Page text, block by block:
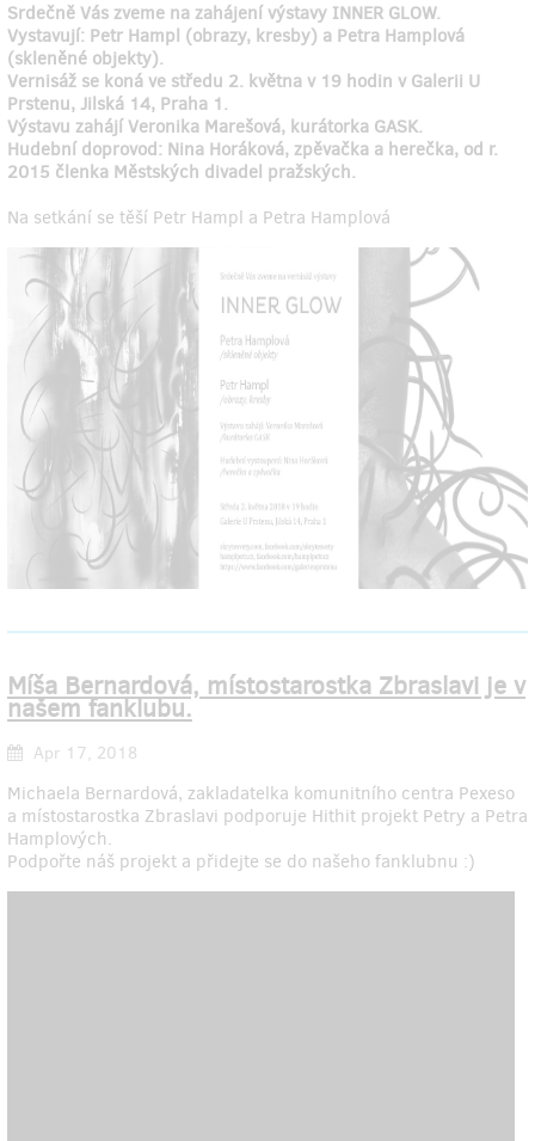
Srdečně Vás zveme na zahájení výstavy INNER GLOW.
Vystavují: Petr Hampl (obrazy, kresby) a Petra Hamplová
(skleněné objekty).
Vernisáž se koná ve středu 2. května v 19 hodin v Galerii U
Prstenu, Jilská 14, Praha 1.
Výstavu zahájí Veronika Marešová, kurátorka GASK.
Hudební doprovod: Nina Horáková, zpěvačka a herečka, od r.
2015 členka Městských divadel pražských.
Na setkání se těší Petr Hampl a Petra Hamplová
Míša Bernardová, místostarostka Zbraslavi je v
našem fanklubu.
Apr 17, 2018
Michaela Bernardová, zakladatelka komunitního centra Pexeso
a místostarostka Zbraslavi podporuje Hithit projekt Petry a Petra
Hamplových.
Podpořte náš projekt a přidejte se do našeho fanklubnu :)